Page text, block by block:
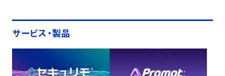
サービス・製品